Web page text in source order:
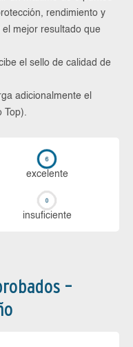
rendimiento y
mejor resultado que
el sello de calidad de
adicionalmente el
Top).
ex­ce­len­te
in­su­fi­cien­te
–